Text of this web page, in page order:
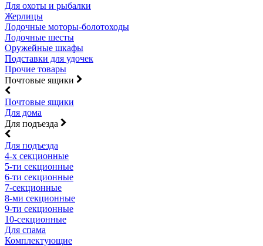
Для охоты и рыбалки
Жерлицы
Лодочные моторы-болотоходы
Лодочные шесты
Оружейные шкафы
Подставки для удочек
Прочие товары
Почтовые ящики
Почтовые ящики
Для дома
Для подъезда
Для подъезда
4-х секционные
5-ти секционные
6-ти секционные
7-секционные
8-ми секционные
9-ти секционные
10-секционные
Для спама
Комплектующие